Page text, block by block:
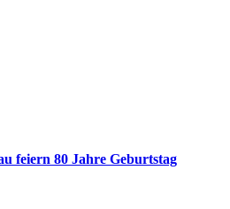
feiern 80 Jahre Geburtstag